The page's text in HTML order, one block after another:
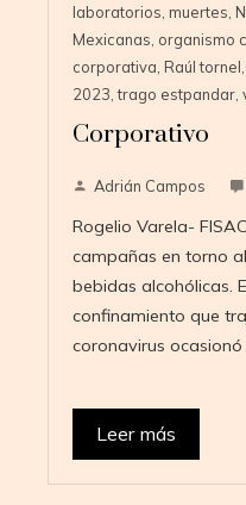
laboratorios muertes
Mexicanas organismo
corporativa Raúl tornel
2023 ,trago estpandar
Corporativo
Adrián Campos
Rogelio Varela-
campañas en torno
bebidas alcohólicas.
confinamiento que
coronavirus
Leer más